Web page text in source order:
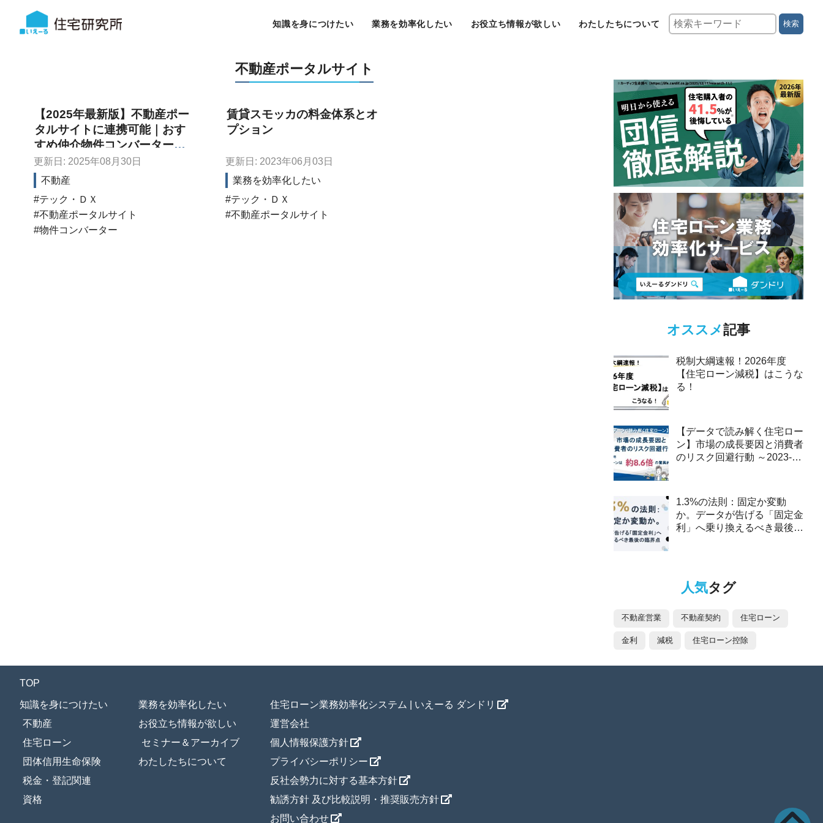
知識を身につけたい 業務を効率化したい お役立ち情報が欲しい わたしたちについて 検索
不動産ポータルサイト
【2025年最新版】不動産ポー
タルサイトに連携可能｜おす
すめ仲介物件コンバーター10
選
更新日: 2025年08月30日
不動産
テック・ＤＸ
不動産ポータルサイト
物件コンバーター
賃貸スモッカの料金体系とオ
プション
更新日: 2023年06月03日
業務を効率化したい
テック・ＤＸ
不動産ポータルサイト
オススメ記事
税制大綱速報！2026年度
【住宅ローン減税】はこうな
る！
【データで読み解く住宅ロー
ン】市場の成長要因と消費者
のリスク回避行動 ～2023-
1.3%の法則：固定か変動
か。データが告げる「固定金
利」へ乗り換えるべき最後の
人気タグ
不動産営業 不動産契約 住宅ローン
金利 減税 住宅ローン控除
TOP
知識を身につけたい
不動産
住宅ローン
団体信用生命保険
税金・登記関連
資格
業務を効率化したい
お役立ち情報が欲しい
セミナー＆アーカイブ
わたしたちについて
住宅ローン業務効率化システム | いえーる ダンドリ
運営会社
個人情報保護方針
プライバシーポリシー
反社会勢力に対する基本方針
勧誘方針 及び比較説明・推奨販売方針
お問い合わせ